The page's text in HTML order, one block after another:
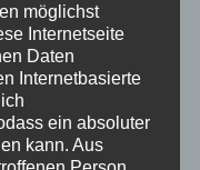
Ettensberg
möglichst
Internetseite
Daten
Internetbasierte
ein absoluter
kann. Aus